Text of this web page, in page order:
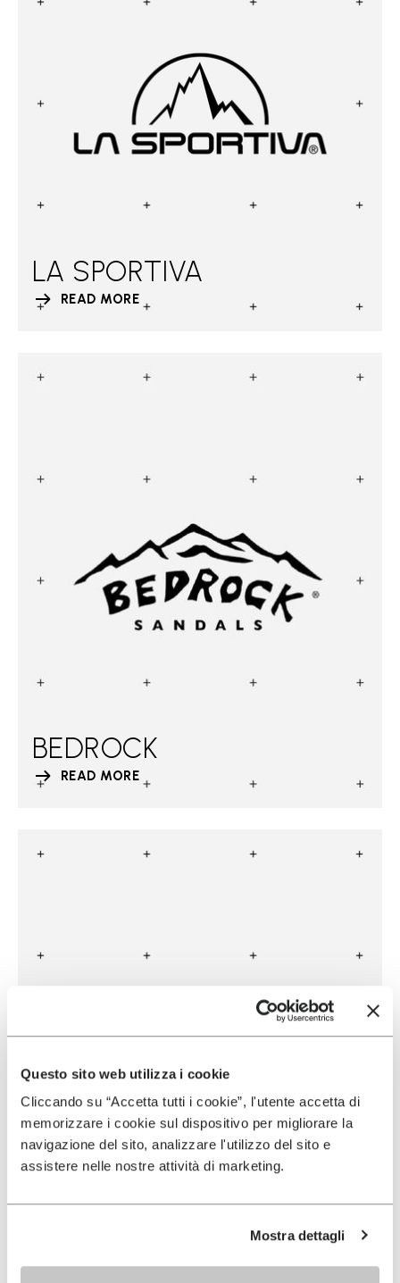
Questo sito web utilizza i cookie
Cliccando su “Accetta tutti i cookie”, l'utente accetta di
memorizzare i cookie sul dispositivo per migliorare la
navigazione del sito, analizzare l'utilizzo del sito e
assistere nelle nostre attività di marketing.
Mostra dettagli
LA SPORTIVA
READ MORE
BEDROCK
READ MORE